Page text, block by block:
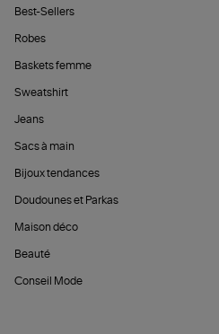
Best-Sellers
Robes
Baskets femme
Sweatshirt
Jeans
Sacs à main
Bijoux tendances
Doudounes et Parkas
Maison déco
Beauté
Conseil Mode